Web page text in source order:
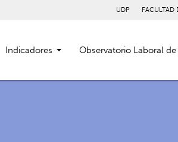
UDP FACULTAD
Indicadores Observatorio Laboral